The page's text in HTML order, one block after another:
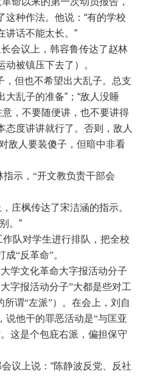
这种作法。他说：“有的学校
讲话不能太长。”
长会议上，韩容鲁传达了赵林
被镇压下去了）。
，但也不希望出大乱子。总支
乱子的准备”；“敌人没睡
意，不要随便讲，也不要讲得
态度讲讲就行了。否则，敌人
敌人要装傻子，但暗中非看
示， “开文教负责干部会
庄枫传达了宋洁涵的指示。
。”
队对学生进行排队，把全校
成“反革命”。
学文化革命大字报活动分子
大字报活动分子”大都是些对工
所谓“左派”）
。在会上，刘自
说他干的罪恶活动是“与匡亚
。这是个包庇右派，偏担保守
议上说：“陈静波反党、反社